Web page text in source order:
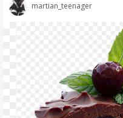
martian_teenager